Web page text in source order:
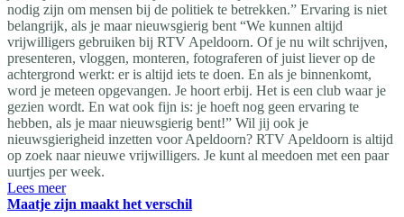
nodig zijn om mensen bij de politiek te betrekken.” Ervaring is niet
belangrijk, als je maar nieuwsgierig bent “We kunnen altijd
vrijwilligers gebruiken bij RTV Apeldoorn. Of je nu wilt schrijven,
presenteren, vloggen, monteren, fotograferen of juist liever op de
achtergrond werkt: er is altijd iets te doen. En als je binnenkomt,
word je meteen opgevangen. Je hoort erbij. Het is een club waar je
gezien wordt. En wat ook fijn is: je hoeft nog geen ervaring te
hebben, als je maar nieuwsgierig bent!” Wil jij ook je
nieuwsgierigheid inzetten voor Apeldoorn? RTV Apeldoorn is altijd
op zoek naar nieuwe vrijwilligers. Je kunt al meedoen met een paar
uurtjes per week.
Lees meer
Maatje zijn maakt het verschil